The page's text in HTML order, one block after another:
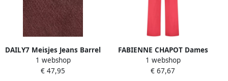
DAILY7 Meisjes Jeans Barrel
Fit Washed Bordeaux
1 webshop
€ 47,95
FABIENNE CHAPOT Dames
Broeken Neale Trousers
Rood
1 webshop
€ 67,67